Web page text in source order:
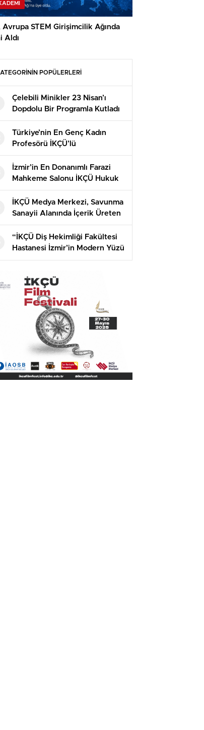
Avrupa STEM Girişimcilik Ağında
Aldı
POPÜLERLERİ
Çelebili Minikler 23 Nisan’ı
Dopdolu Bir Programla Kutladı
Türkiye’nin En Genç Kadın
Profesörü İKÇÜ’lü
İzmir’in En Donanımlı Farazi
Mahkeme Salonu İKÇÜ Hukuk
Fakültesi’nde Açıldı
İKÇÜ Medya Merkezi, Savunma
Sanayii Alanında İçerik Üreten
Kaner Kurt’u Ağırladı
“İKÇÜ Diş Hekimliği Fakültesi
Hastanesi İzmir’in Modern Yüzü
Olacak”